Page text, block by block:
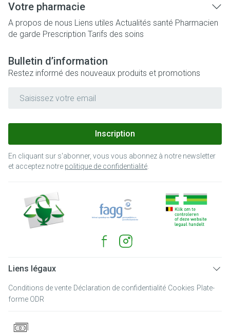
Votre pharmacie
A propos de nous Liens utiles Actualités santé Pharmacien
de garde Prescription Tarifs des soins
Bulletin d’information
Restez informé des nouveaux produits et promotions
Inscription
En cliquant sur s'abonner, vous vous abonnez à notre newsletter
et acceptez notre politique de confidentialité
Liens légaux
Conditions de vente Déclaration de confidentialité Cookies Plate-
forme ODR